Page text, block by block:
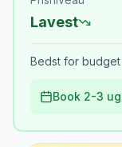
Lavest
Bedst for
Book 2-3